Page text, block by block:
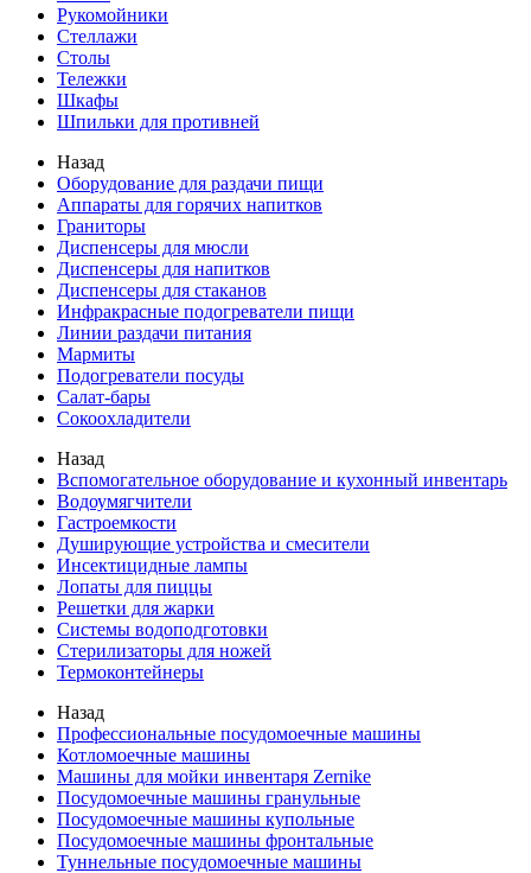
Рукомойники
Стеллажи
Столы
Тележки
Шкафы
Шпильки для противней
Назад
Оборудование для раздачи пищи
Аппараты для горячих напитков
Граниторы
Диспенсеры для мюсли
Диспенсеры для напитков
Диспенсеры для стаканов
Инфракрасные подогреватели пищи
Линии раздачи питания
Мармиты
Подогреватели посуды
Салат-бары
Сокоохладители
Назад
Вспомогательное оборудование и кухонный инвентарь
Водоумягчители
Гастроемкости
Душирующие устройства и смесители
Инсектицидные лампы
Лопаты для пиццы
Решетки для жарки
Системы водоподготовки
Стерилизаторы для ножей
Термоконтейнеры
Назад
Профессиональные посудомоечные машины
Котломоечные машины
Машины для мойки инвентаря Zernike
Посудомоечные машины гранульные
Посудомоечные машины купольные
Посудомоечные машины фронтальные
Туннельные посудомоечные машины